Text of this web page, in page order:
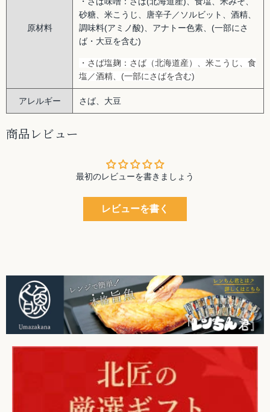
原材料
砂糖、米こうじ、唐辛子／ソルビット、酒精、
調味料(アミノ酸)、アナトー色素、(一部にさ
ば・大豆を含む)
・さば塩麹：さば（北海道産）、米こうじ、食
塩／酒精、(一部にさばを含む)
アレルギー さば、大豆
商品レビュー
最初のレビューを書きましょう
レビューを書く